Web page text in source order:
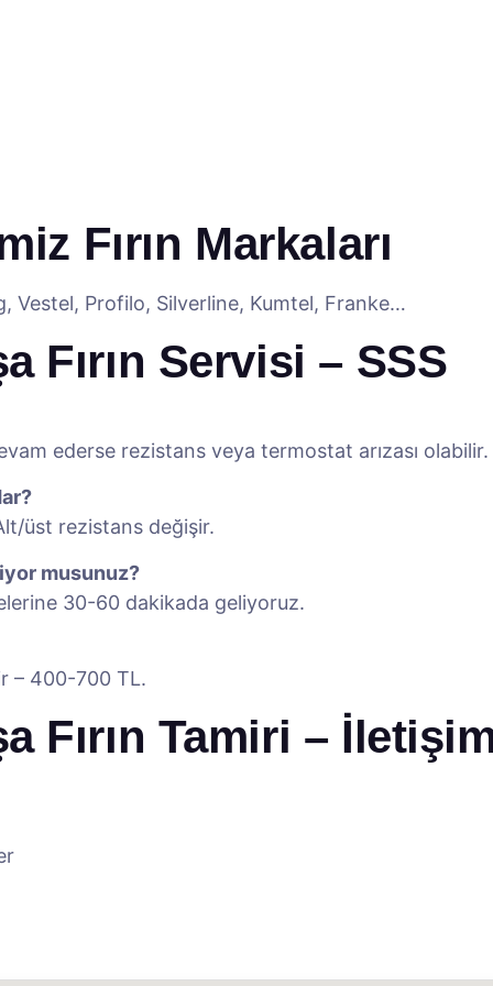
Fırın Markaları
Vestel, Profilo, Silverline, Kumtel, Franke…
Fırın Servisi – SSS
ederse rezistans veya termostat arızası olabilir.
üst rezistans değişir.
musunuz?
30-60 dakikada geliyoruz.
– 400-700 TL.
Fırın Tamiri –